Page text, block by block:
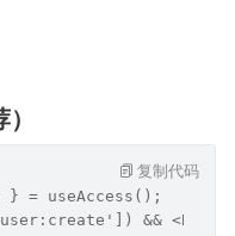
} = useAccess();
&&
复制代码